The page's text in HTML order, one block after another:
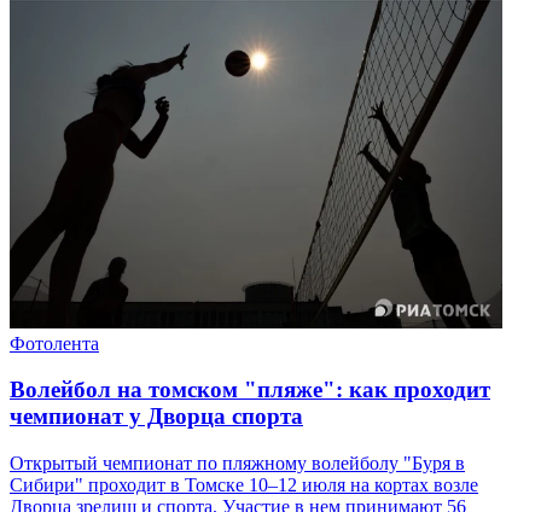
Фотолента
Волейбол на томском "пляже": как проходит
чемпионат у Дворца спорта
Открытый чемпионат по пляжному волейболу "Буря в
Сибири" проходит в Томске 10–12 июля на кортах возле
Дворца зрелищ и спорта. Участие в нем принимают 56